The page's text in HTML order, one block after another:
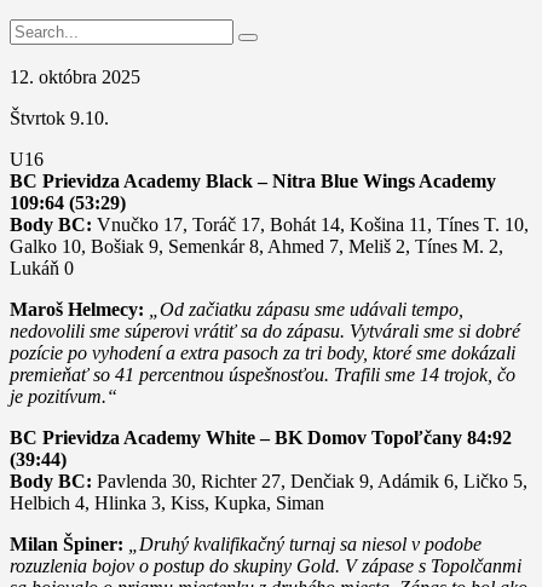
12. októbra 2025
Štvrtok 9.10.
U16
BC Prievidza Academy Black – Nitra Blue Wings Academy
109:64 (53:29)
Body BC: Vnučko 17, Toráč 17, Bohát 14, Košina 11, Tínes T. 10,
Galko 10, Bošiak 9, Semenkár 8, Ahmed 7, Meliš 2, Tínes M. 2,
Lukáň 0
Maroš Helmecy:
„Od začiatku zápasu sme udávali tempo,
nedovolili sme súperovi vrátiť sa do zápasu. Vytvárali sme si dobré
pozície po vyhodení a extra pasoch za tri body, ktoré sme dokázali
premieňať so 41 percentnou úspešnosťou. Trafili sme 14 trojok, čo
je pozitívum.“
BC Prievidza Academy White – BK Domov Topoľčany 84:92
(39:44)
Body BC: Pavlenda 30, Richter 27, Denčiak 9, Adámik 6, Ličko 5,
Helbich 4, Hlinka 3, Kiss, Kupka, Siman
Milan Špiner:
„Druhý kvalifikačný turnaj sa niesol v podobe
rozuzlenia bojov o postup do skupiny Gold. V zápase s Topolčanmi